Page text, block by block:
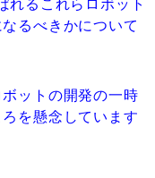
るこれらロボット
るべきかについて
ットの開発の一時
を懸念しています